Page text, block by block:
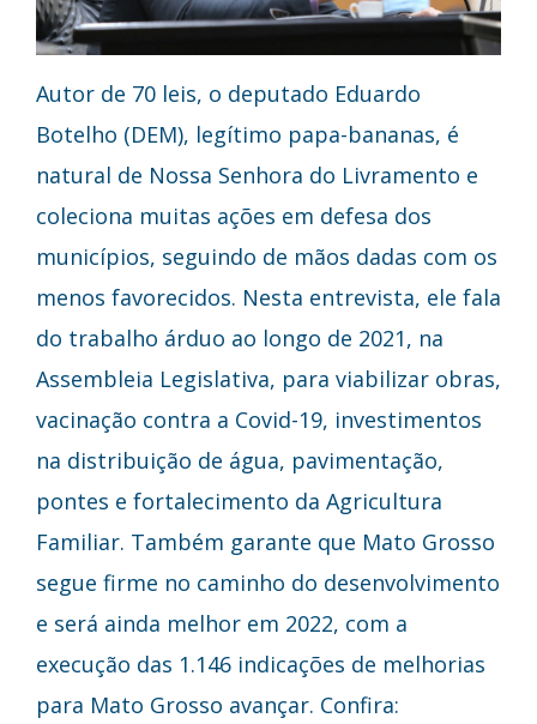
Autor de 70 leis, o deputado Eduardo
Botelho (DEM), legítimo papa-bananas, é
natural de Nossa Senhora do Livramento e
coleciona muitas ações em defesa dos
municípios, seguindo de mãos dadas com os
menos favorecidos. Nesta entrevista, ele fala
do trabalho árduo ao longo de 2021, na
Assembleia Legislativa, para viabilizar obras,
vacinação contra a Covid-19, investimentos
na distribuição de água, pavimentação,
pontes e fortalecimento da Agricultura
Familiar. Também garante que Mato Grosso
segue firme no caminho do desenvolvimento
e será ainda melhor em 2022, com a
execução das 1.146 indicações de melhorias
para Mato Grosso avançar. Confira: